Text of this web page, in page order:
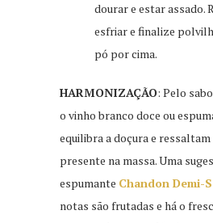
dourar e estar assado.
esfriar e finalize
pó por cima.
HARMONIZAÇÃO: Pelo
o vinho branco doce ou
equilibra a doçura e
presente na massa. Uma
espumante Chandon Demi-
notas são frutadas e há o